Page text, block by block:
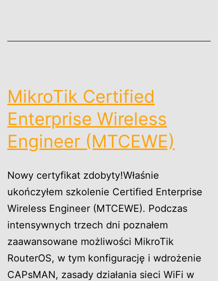
MikroTik Certified
Enterprise Wireless
Engineer (MTCEWE)
Nowy certyfikat zdobyty!Właśnie
ukończyłem szkolenie Certified Enterprise
Wireless Engineer (MTCEWE). Podczas
intensywnych trzech dni poznałem
zaawansowane możliwości MikroTik
RouterOS, w tym konfigurację i wdrożenie
CAPsMAN, zasady działania sieci WiFi w